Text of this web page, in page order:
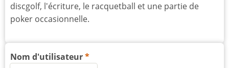
discgolf, l'écriture, le racquetball et une partie de
poker occasionnelle.
Nom d'utilisateur